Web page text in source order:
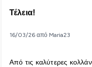
Τέλεια!
16/03/26 από Maria23
Από τις καλύτερες